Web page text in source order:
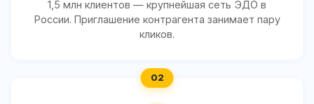
1,5 млн клиентов — крупнейшая сеть ЭДО в
России. Приглашение контрагента занимает пару
кликов.